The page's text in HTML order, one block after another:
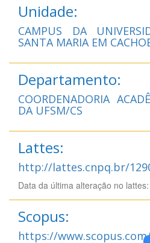
Unidade:
CAMPUS DA
SANTA MARIA EM
Departamento:
COORDENADORIA
DA UFSM/CS
Lattes:
http://lattes.cnpq.br/
Data da última alteração no
Scopus:
https://